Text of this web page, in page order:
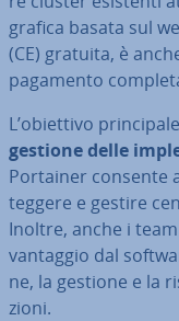
grafica basata sul
(CE) gratuita, è
pagamento
L’obiettivo
gestione delle
Portainer consente
teg­ge­re e gestire
Inoltre, anche i
vantaggio dal
ne, la gestione e la
zio­ni.